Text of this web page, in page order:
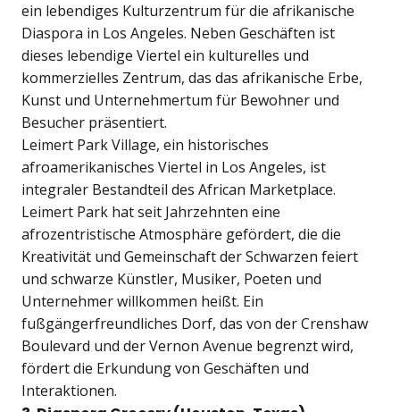
ein lebendiges Kulturzentrum für die afrikanische
Diaspora in Los Angeles. Neben Geschäften ist
dieses lebendige Viertel ein kulturelles und
kommerzielles Zentrum, das das afrikanische Erbe,
Kunst und Unternehmertum für Bewohner und
Besucher präsentiert.
Leimert Park Village, ein historisches
afroamerikanisches Viertel in Los Angeles, ist
integraler Bestandteil des African Marketplace.
Leimert Park hat seit Jahrzehnten eine
afrozentristische Atmosphäre gefördert, die die
Kreativität und Gemeinschaft der Schwarzen feiert
und schwarze Künstler, Musiker, Poeten und
Unternehmer willkommen heißt. Ein
fußgängerfreundliches Dorf, das von der Crenshaw
Boulevard und der Vernon Avenue begrenzt wird,
fördert die Erkundung von Geschäften und
Interaktionen.